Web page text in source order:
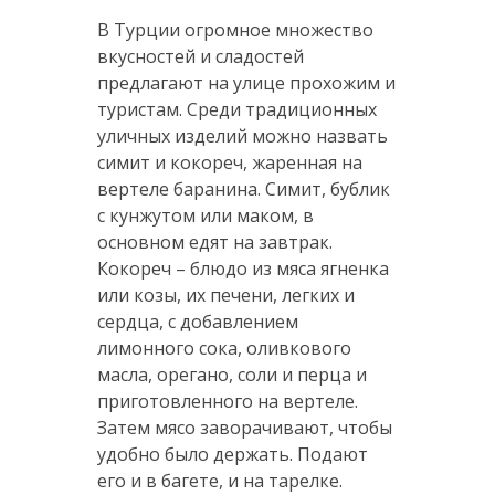
В Турции огромное множество
вкусностей и сладостей
предлагают на улице прохожим и
туристам. Среди традиционных
уличных изделий можно назвать
симит и кокореч, жаренная на
вертеле баранина. Симит, бублик
с кунжутом или маком, в
основном едят на завтрак.
Кокореч – блюдо из мяса ягненка
или козы, их печени, легких и
сердца, с добавлением
лимонного сока, оливкового
масла, орегано, соли и перца и
приготовленного на вертеле.
Затем мясо заворачивают, чтобы
удобно было держать. Подают
его и в багете, и на тарелке.